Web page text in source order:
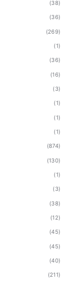
(38)
(36)
(269)
(1)
(36)
(16)
(3)
(1)
(1)
(1)
(874)
(130)
(1)
(3)
(38)
(12)
(45)
(45)
(40)
(211)